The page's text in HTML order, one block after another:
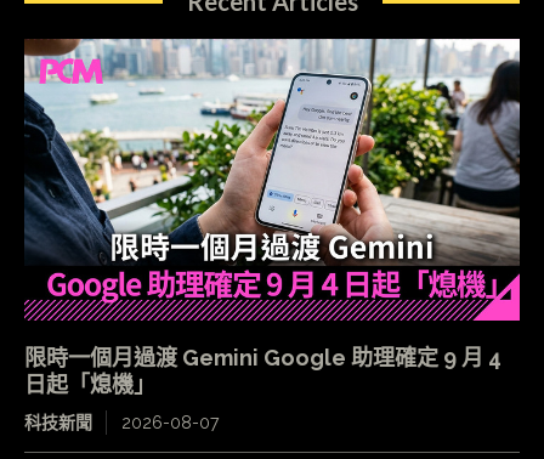
限時一個月過渡 Gemini Google 助理確定 9 月 4
日起「熄機」
科技新聞 2026-08-07